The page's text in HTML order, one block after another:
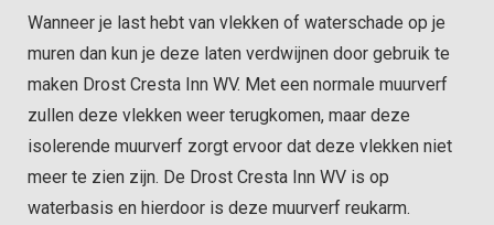
Wanneer je last hebt van vlekken of waterschade op je
muren dan kun je deze laten verdwijnen door gebruik te
maken Drost Cresta Inn WV. Met een normale muurverf
zullen deze vlekken weer terugkomen, maar deze
isolerende muurverf zorgt ervoor dat deze vlekken niet
meer te zien zijn. De Drost Cresta Inn WV is op
waterbasis en hierdoor is deze muurverf reukarm.